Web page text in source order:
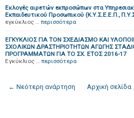
Εκλογές αιρετών εκπροσώπων στα
Εκπαιδευτικού Προσωπικού (Κ.Υ.Σ.Ε.Ε.Π.,
εγκύκλιος … περισσότερα
ΕΓΚΥΚΛΙΟΣ ΓΙΑ ΤΟΝ ΣΧΕΔΙΑΣΜΟ ΚΑΙ
ΣΧΟΛΙΚΩΝ ΔΡΑΣΤΗΡΙΟΤΗΤΩΝ ΑΓΩΓΗΣ
ΠΡΟΓΡΑΜΜΑΤΩΝ ΓΙΑ ΤΟ ΣΧ. ΕΤΟΣ 2016-17
Εγκύκλιος … περισσότερα
← Νεότερη ανάρτηση Αρχική σελίδα